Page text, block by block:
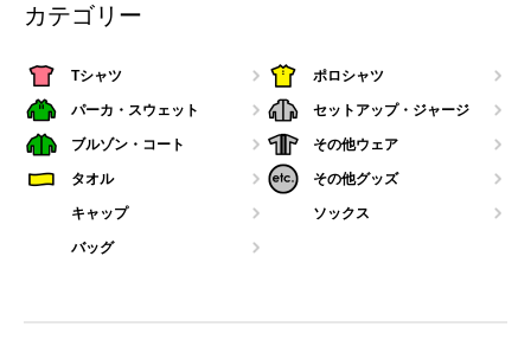
カテゴリー
Tシャツ ポロシャツ
パーカ・スウェット セットアップ・ジャージ
ブルゾン・コート その他ウェア
タオル その他グッズ
キャップ ソックス
バッグ